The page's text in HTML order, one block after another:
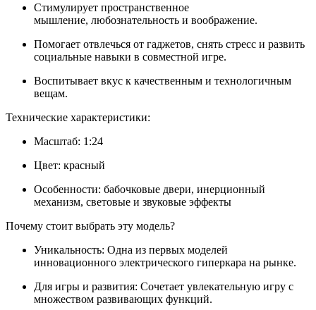
Стимулирует пространственное
мышление, любознательность и воображение.
Помогает отвлечься от гаджетов, снять стресс и развить
социальные навыки в совместной игре.
Воспитывает вкус к качественным и технологичным
вещам.
Технические характеристики:
Масштаб: 1:24
Цвет: красный
Особенности: бабочковые двери, инерционный
механизм, световые и звуковые эффекты
Почему стоит выбрать эту модель?
Уникальность: Одна из первых моделей
инновационного электрического гиперкара на рынке.
Для игры и развития: Сочетает увлекательную игру с
множеством развивающих функций.